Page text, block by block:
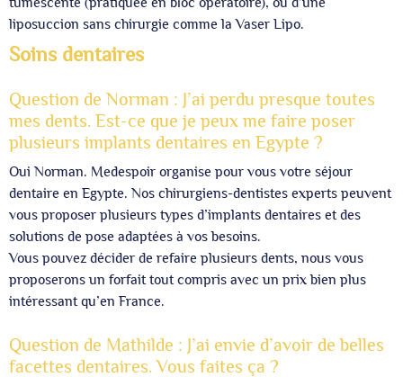
liposuccion sans chirurgie comme la Vaser Lipo.
Soins dentaires
Question de Norman : J’ai perdu presque toutes
mes dents. Est-ce que je peux me faire poser
plusieurs implants dentaires en Egypte ?
Oui Norman. Medespoir organise pour vous votre séjour
dentaire en Egypte. Nos chirurgiens-dentistes experts peuvent
vous proposer plusieurs types d’implants dentaires et des
solutions de pose adaptées à vos besoins.
Vous pouvez décider de refaire plusieurs dents, nous vous
proposerons un forfait tout compris avec un prix bien plus
intéressant qu’en France.
Question de Mathilde : J’ai envie d’avoir de belles
facettes dentaires. Vous faites ça ?